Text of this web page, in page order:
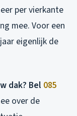
per vierkante
mee. Voor een
eigenlijk de
dak? Bel 085
over de